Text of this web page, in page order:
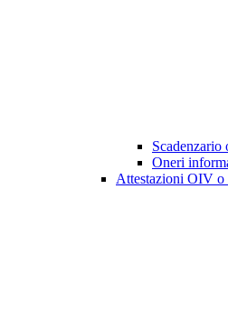
Oneri
Attestazioni OIV o